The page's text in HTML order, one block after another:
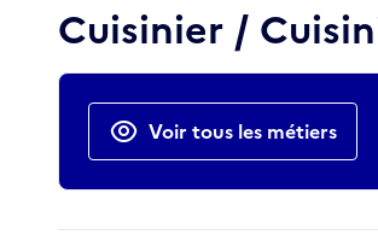
Cuisinier /
Actions rapides
Voir tous les métiers